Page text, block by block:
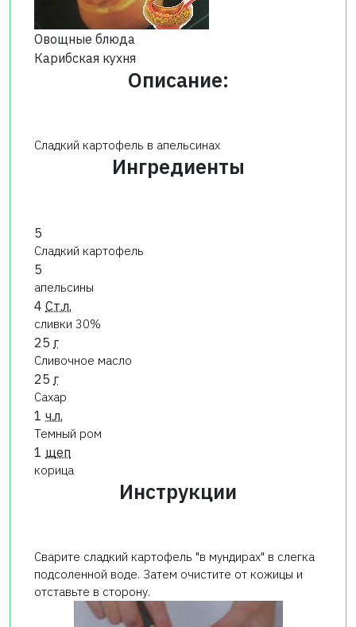
Овощные блюда
Карибская кухня
Описание:
Сладкий картофель в апельсинах
Ингредиенты
5
Сладкий картофель
5
апельсины
4 Ст.л.
сливки 30%
25 г
Сливочное масло
25 г
Сахар
1 ч.л.
Темный ром
1 щеп
корица
Инструкции
Сварите сладкий картофель "в мундирах" в слегка
подсоленной воде. Затем очистите от кожицы и
отставьте в сторону.